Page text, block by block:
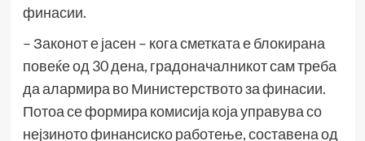
финасии.
– Законот е јасен – кога сметката е блокирана
повеќе од 30 дена, градоначалникот сам треба
да алармира во Министерството за финасии.
Потоа се формира комисија која управува со
нејзиното финансиско работење, составена од